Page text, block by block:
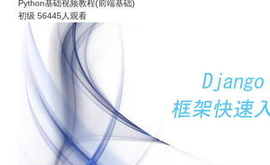
Python基础视频教程(前端基础)
初级 56445人观看